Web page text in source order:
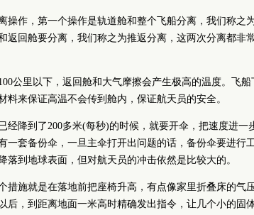
操作，第一个操作是轨道舱和整个飞船分离，我们称之
返回舱要分离，我们称之为推返分离，这两次分离都非
公里以下，返回舱和大气摩擦会产生极高的温度。飞
料来保证高温不会传到舱内，保证航天员的安全。
经降到了200多米(每秒)的时候，就要开伞，把速度进一
一套备份伞，一旦主伞打开出问题的话，备份伞要进行
落到地球表面，但对航天员的冲击依然是比较大的。
措施就是在落地前把座椅升高，有点像家里折叠床的气
后，到距离地面一米高时精确发出指令，让几个小的固